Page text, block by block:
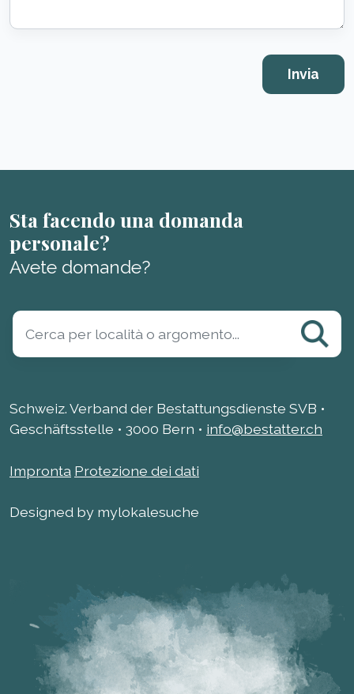
Sta facendo una domanda
personale?
Avete domande?
Schweiz. Verband der Bestattungsdienste SVB •
Geschäftsstelle • 3000 Bern • info@bestatter.ch
Impronta Protezione dei dati
Designed by mylokalesuche